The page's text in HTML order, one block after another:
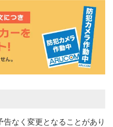
なく変更となることがあり